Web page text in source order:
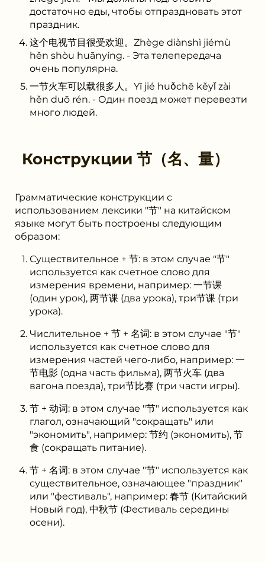
достаточно еды, чтобы отпраздновать этот
праздник.
这个电视节目很受欢迎。Zhège diànshì jiémù
hěn shòu huānyíng. - Эта телепередача
очень популярна.
一节火车可以载很多人。Yī jié huǒchē kěyǐ zài
hěn duō rén. - Один поезд может перевезти
много людей.
Конструкции 节（名、量）
Грамматические конструкции с
использованием лексики "节" на китайском
языке могут быть построены следующим
образом:
Существительное + 节: в этом случае "节"
используется как счетное слово для
измерения времени, например: 一节课
(один урок), 两节课 (два урока), три节课 (три
урока).
Числительное + 节 + 名词: в этом случае "节"
используется как счетное слово для
измерения частей чего-либо, например: 一
节电影 (одна часть фильма), 两节火车 (два
вагона поезда), три节比赛 (три части игры).
节 + 动词: в этом случае "节" используется как
глагол, означающий "сокращать" или
"экономить", например: 节约 (экономить), 节
食 (сокращать питание).
节 + 名词: в этом случае "节" используется как
существительное, означающее "праздник"
или "фестиваль", например: 春节 (Китайский
Новый год), 中秋节 (Фестиваль середины
осени).